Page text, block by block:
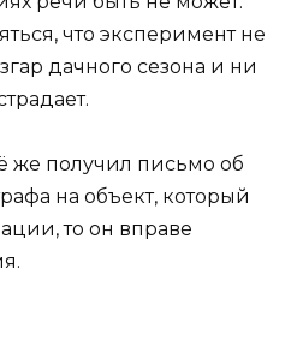
что эксперимент не
дачного сезона и ни
же получил письмо об
на объект, который
то он вправе